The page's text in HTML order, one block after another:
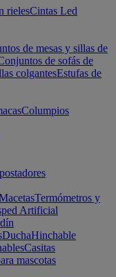
rielesCintas Led
de mesas y sillas de
de sofás de
colgantesEstufas de
Columpios
Termómetros y
Artificial
DuchaHinchable
Casitas
mascotas